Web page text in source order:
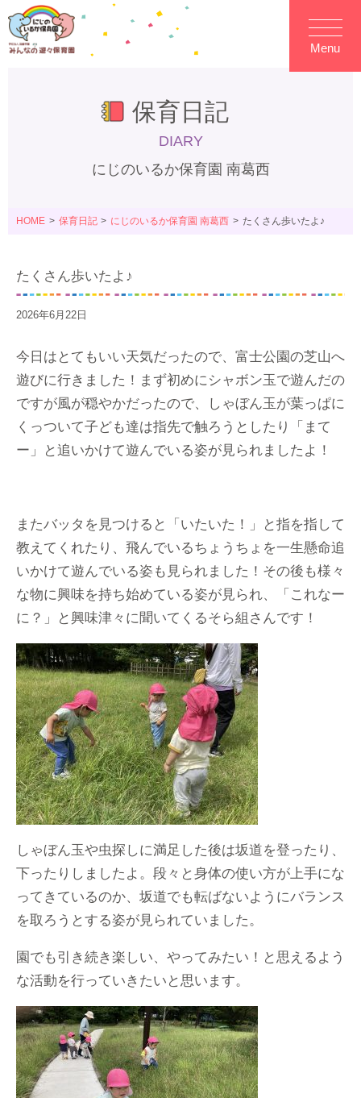
Menu
保育日記
DIARY
にじのいるか保育園 南葛西
HOME 保育日記 にじのいるか保育園 南葛西 たくさん歩いたよ♪
たくさん歩いたよ♪
2026年6月22日
今日はとてもいい天気だったので、富士公園の芝山へ
遊びに行きました！まず初めにシャボン玉で遊んだの
ですが風が穏やかだったので、しゃぼん玉が葉っぱに
くっついて子ども達は指先で触ろうとしたり「まて
ー」と追いかけて遊んでいる姿が見られましたよ！
またバッタを見つけると「いたいた！」と指を指して
教えてくれたり、飛んでいるちょうちょを一生懸命追
いかけて遊んでいる姿も見られました！その後も様々
な物に興味を持ち始めている姿が見られ、「これなー
に？」と興味津々に聞いてくるそら組さんです！
しゃぼん玉や虫探しに満足した後は坂道を登ったり、
下ったりしましたよ。段々と身体の使い方が上手にな
ってきているのか、坂道でも転ばないようにバランス
を取ろうとする姿が見られていました。
園でも引き続き楽しい、やってみたい！と思えるよう
な活動を行っていきたいと思います。